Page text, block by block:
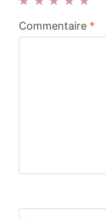
étoiles
étoiles
étoiles
étoiles
étoile
Commentaire *